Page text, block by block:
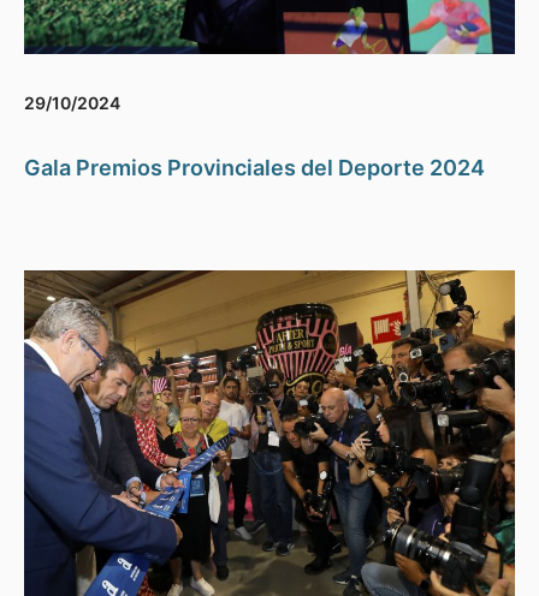
29/10/2024
Gala Premios Provinciales del Deporte 2024